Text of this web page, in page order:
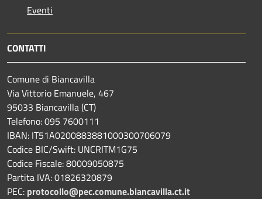
Eventi
CONTATTI
Comune di Biancavilla
Via Vittorio Emanuele, 467
95033 Biancavilla (CT)
Telefono: 095 7600111
IBAN: IT51A0200883881000300706079
Codice BIC/Swift: UNCRITM1G75
Codice Fiscale: 80009050875
Partita IVA: 01826320879
PEC: protocollo@pec.comune.biancavilla.ct.it